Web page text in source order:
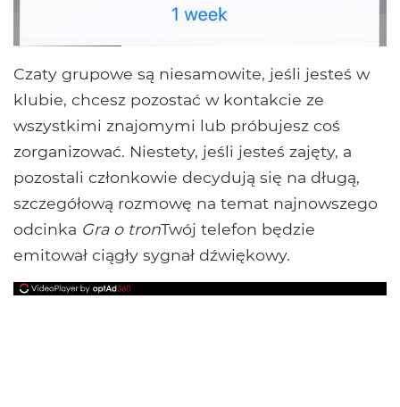
Czaty grupowe są niesamowite, jeśli jesteś w
klubie, chcesz pozostać w kontakcie ze
wszystkimi znajomymi lub próbujesz coś
zorganizować. Niestety, jeśli jesteś zajęty, a
pozostali członkowie decydują się na długą,
szczegółową rozmowę na temat najnowszego
odcinka Gra o tronTwój telefon będzie
emitował ciągły sygnał dźwiękowy.